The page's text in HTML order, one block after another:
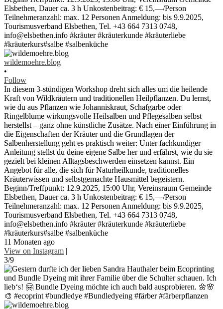
wildemoehre.blog
•
Follow
In diesem 3-stündigen Workshop dreht sich alles um die heilende
Kraft von Wildkräutern und traditionellen Heilpflanzen. Du lernst,
wie du aus Pflanzen wie Johanniskraut, Schafgarbe oder
Ringelblume wirkungsvolle Heilsalben und Pflegesalben selbst
herstellst – ganz ohne künstliche Zusätze. Nach einer Einführung in
die Eigenschaften der Kräuter und die Grundlagen der
Salbenherstellung geht es praktisch weiter: Unter fachkundiger
Anleitung stellst du deine eigene Salbe her und erfährst, wie du sie
gezielt bei kleinen Alltagsbeschwerden einsetzen kannst. Ein
Angebot für alle, die sich für Naturheilkunde, traditionelles
Kräuterwissen und selbstgemachte Hausmittel begeistern.
Beginn/Treffpunkt: 12.9.2025, 15:00 Uhr, Vereinsraum Gemeinde
Elsbethen, Dauer ca. 3 h Unkostenbeitrag: € 15,—/Person
Teilnehmeranzahl: max. 12 Personen Anmeldung: bis 9.9.2025,
Tourismusverband Elsbethen, Tel. +43 664 7313 0748,
info@elsbethen.info #kräuter #kräuterkunde #kräuterliebe
#kräuterkurs#salbe #salbenküche
11 Monaten ago
View on Instagram |
3/9